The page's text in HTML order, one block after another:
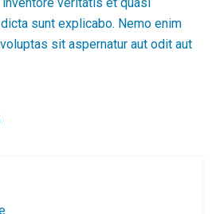
sunt explicabo. Nemo enim
sit aspernatur aut odit aut